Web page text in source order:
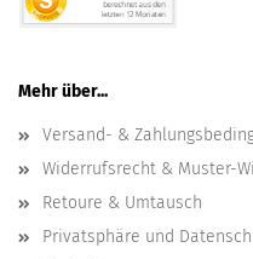
Mehr über...
Versand- &
Widerrufsrecht & Muster-
Retoure & Umtausch
Privatsphäre und